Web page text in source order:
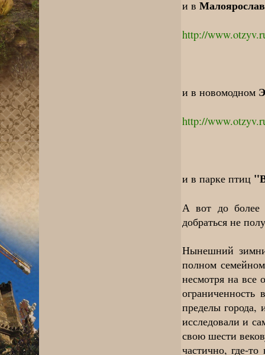
и в
http://
и в новомодном
http://
и в парке птиц
А вот до более
добраться не
Нынешний
полном
несмотря на все
ограниченность
пределы города,
исследовали и
свою шести
частично, где-